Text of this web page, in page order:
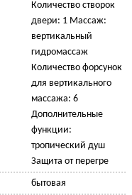
Количество створок
двери: 1 Массаж:
вертикальный
гидромассаж
Количество форсунок
для вертикального
массажа: 6
Дополнительные
функции:
тропический душ
Защита от перегре
бытовая